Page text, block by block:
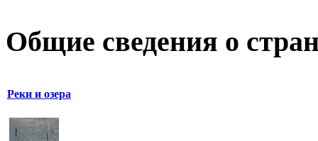
Общие сведения о
Реки и озера